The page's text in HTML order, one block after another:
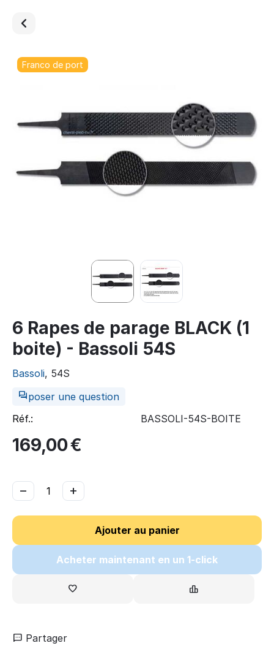
Franco de port
6 Rapes de parage BLACK (1
boite) - Bassoli 54S
Bassoli, 54S
poser une question
Réf.:
BASSOLI-54S-BOITE
169,00€
+
−
Ajouter au panier
Acheter maintenant en un 1-click
Partager